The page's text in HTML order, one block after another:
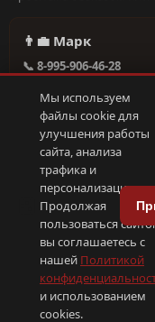
👨‍💼 Марк
📞 8-995-906-46-28
🕐 Круглосуточно, без
Написать в
© 2026 С
🛠 Поддержка·Оферта·
Сделано в
Мы используем
файлы cookie для
улучшения работы
сайта, анализа
трафика и
персонализации.
Продолжая
пользоваться
вы соглашаетесь с
нашей Политикой
и использованием
cookies.